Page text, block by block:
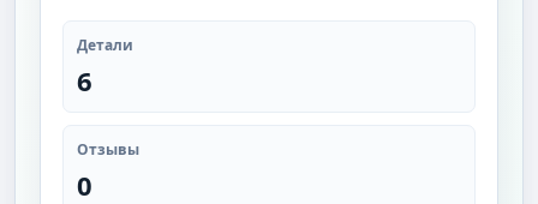
Детали
6
Отзывы
0